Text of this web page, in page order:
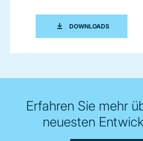
DOWNLOADS
Erfahren Sie mehr
neuesten